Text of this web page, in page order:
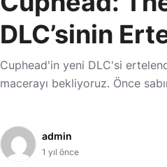
DLC’sinin
Cuphead'in yeni DLC'si
macerayı bekliyoruz. Önce
admin
1 yıl önce